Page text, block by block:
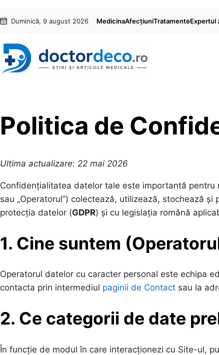
conținut
content
Duminică, 9 august 2026 MedicinaAfecțiuniTratamenteExpertul
Politica de
Ultima actualizare: 22 mai 2026
Confidențialitatea datelor tale este importantă
sau „Operatorul”) colectează, utilizează, stochează
protecția datelor (GDPR) și cu legislația română
1. Cine suntem
Operatorul datelor cu caracter personal este echipa
contacta prin intermediul paginii de Contact sau la
2. Ce categorii de date
În funcție de modul în care interacționezi cu Site-ul,